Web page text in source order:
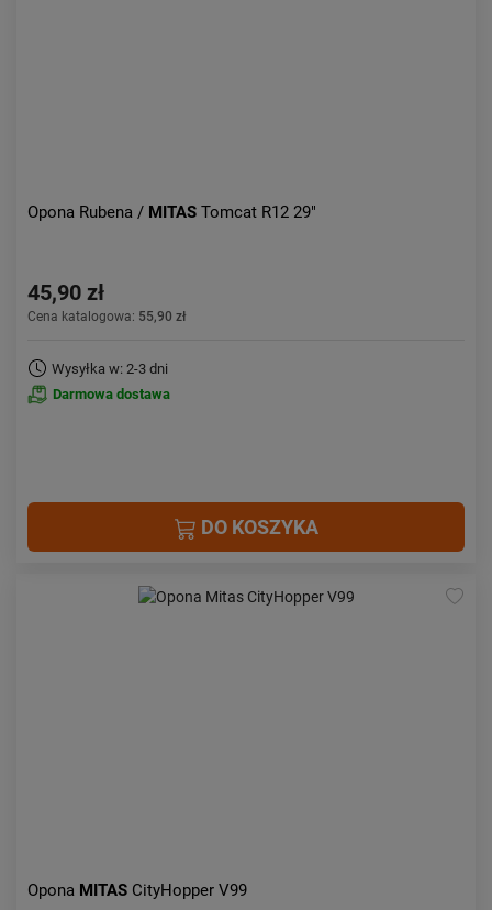
Opona Rubena / MITAS Tomcat R12 29"
45,90 zł
Cena katalogowa: 55,90 zł
Wysyłka w: 2-3 dni
Darmowa dostawa
DO KOSZYKA
Opona MITAS CityHopper V99